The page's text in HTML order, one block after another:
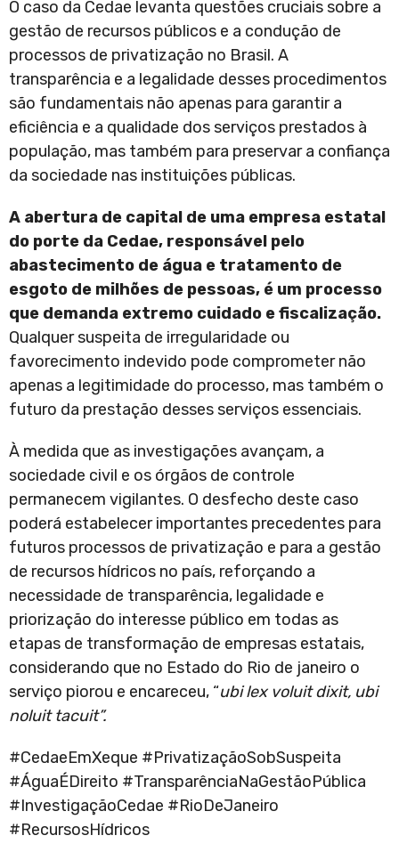
O caso da Cedae levanta questões cruciais sobre a
gestão de recursos públicos e a condução de
processos de privatização no Brasil. A
transparência e a legalidade desses procedimentos
são fundamentais não apenas para garantir a
eficiência e a qualidade dos serviços prestados à
população, mas também para preservar a confiança
da sociedade nas instituições públicas.
A abertura de capital de uma empresa estatal
do porte da Cedae, responsável pelo
abastecimento de água e tratamento de
esgoto de milhões de pessoas, é um processo
que demanda extremo cuidado e fiscalização.
Qualquer suspeita de irregularidade ou
favorecimento indevido pode comprometer não
apenas a legitimidade do processo, mas também o
futuro da prestação desses serviços essenciais.
À medida que as investigações avançam, a
sociedade civil e os órgãos de controle
permanecem vigilantes. O desfecho deste caso
poderá estabelecer importantes precedentes para
futuros processos de privatização e para a gestão
de recursos hídricos no país, reforçando a
necessidade de transparência, legalidade e
priorização do interesse público em todas as
etapas de transformação de empresas estatais,
considerando que no Estado do Rio de janeiro o
serviço piorou e encareceu, “ubi lex voluit dixit, ubi
noluit tacuit”.
#CedaeEmXeque #PrivatizaçãoSobSuspeita
#ÁguaÉDireito #TransparênciaNaGestãoPública
#InvestigaçãoCedae #RioDeJaneiro
#RecursosHídricos